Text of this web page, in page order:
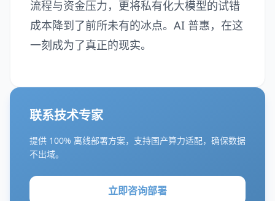
流程与资金压力，更将私有化大模型的试错
成本降到了前所未有的冰点。AI 普惠，在这
一刻成为了真正的现实。
联系技术专家
提供 100% 离线部署方案，支持国产算力适配，确保数据
不出域。
立即咨询部署